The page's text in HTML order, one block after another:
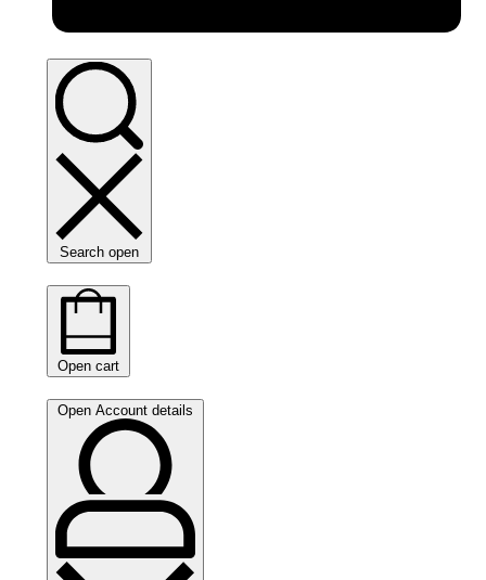
Search open
Open cart
Open Account details